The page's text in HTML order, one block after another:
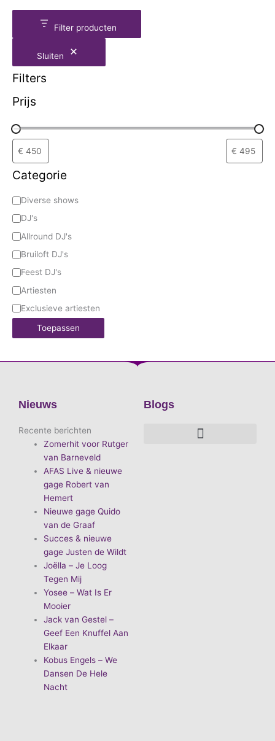
Filter producten
Sluiten
Filters
Prijs
Categorie
Diverse shows
DJ's
Allround DJ's
Bruiloft DJ's
Feest DJ's
Artiesten
Exclusieve artiesten
Toepassen
Nieuws
Recente berichten
Zomerhit voor Rutger
van Barneveld
AFAS Live & nieuwe
gage Robert van
Hemert
Nieuwe gage Quido
van de Graaf
Succes & nieuwe
gage Justen de Wildt
Joëlla – Je Loog
Tegen Mij
Yosee – Wat Is Er
Mooier
Jack van Gestel –
Geef Een Knuffel Aan
Elkaar
Kobus Engels – We
Dansen De Hele
Nacht
Blogs